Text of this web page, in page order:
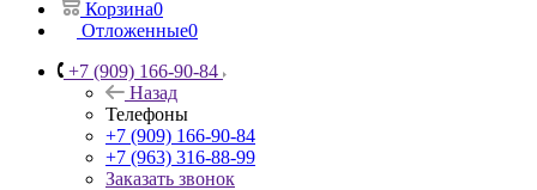
Корзина0
Отложенные0
+7 (909) 166-90-84
Назад
Телефоны
+7 (909) 166-90-84
+7 (963) 316-88-99
Заказать звонок